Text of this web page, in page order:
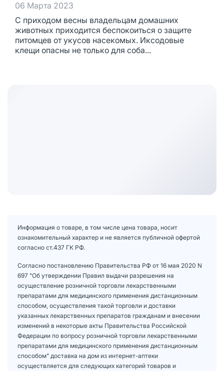
06 Марта 2023
С приходом весны владельцам домашних
животных приходится беспокоиться о защите
питомцев от укусов насекомых. Иксодовые
клещи опасны не только для соба...
Информация о товаре, в том числе цена товара, носит
ознакомительный характер и не является публичной офертой
согласно ст.437 ГК РФ.
Согласно постановлению Правительства РФ от 16 мая 2020 N
697 "Об утверждении Правил выдачи разрешения на
осуществление розничной торговли лекарственными
препаратами для медицинского применения дистанционным
способом, осуществления такой торговли и доставки
указанных лекарственных препаратов гражданам и внесении
изменений в некоторые акты Правительства Российской
Федерации по вопросу розничной торговли лекарственными
препаратами для медицинского применения дистанционным
способом" доставка на дом из интернет-аптеки
осуществляется для следующих категорий товаров и